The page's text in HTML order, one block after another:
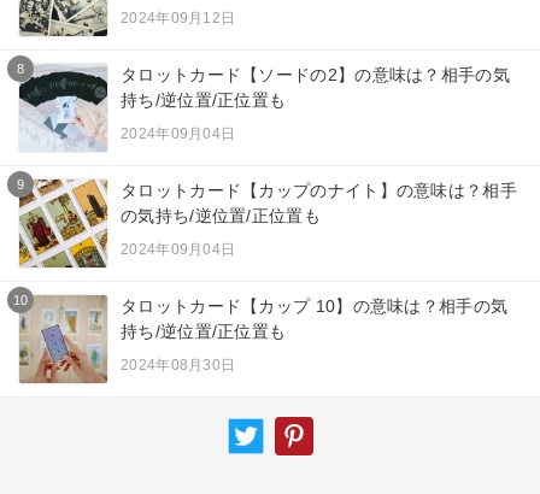
2024年09月12日
8
タロットカード【ソードの2】の意味は？相手の気
持ち/逆位置/正位置も
2024年09月04日
9
タロットカード【カップのナイト】の意味は？相手
の気持ち/逆位置/正位置も
2024年09月04日
10
タロットカード【カップ 10】の意味は？相手の気
持ち/逆位置/正位置も
2024年08月30日